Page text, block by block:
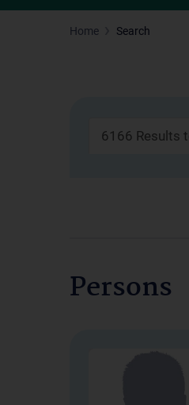
Home Search
6166 Results
Persons